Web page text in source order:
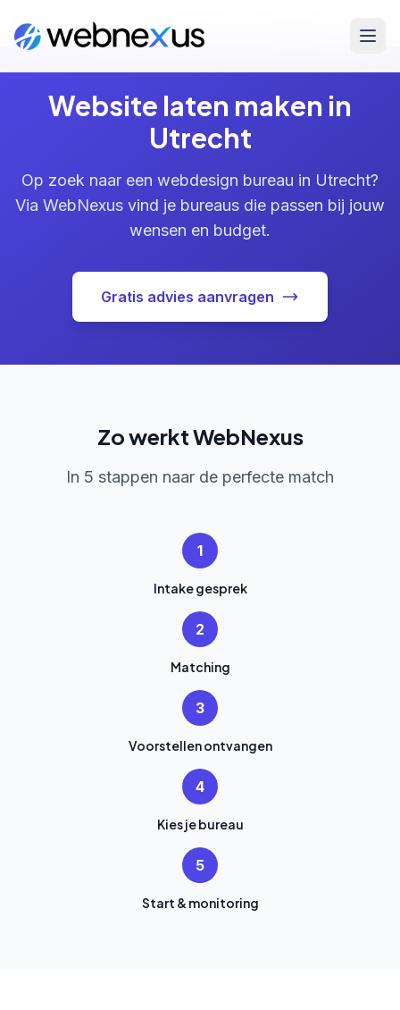
Home Diensten Webdesign
Website laten maken in
Utrecht
Op zoek naar een webdesign bureau in Utrecht?
Via WebNexus vind je bureaus die passen bij jouw
wensen en budget.
Gratis advies aanvragen
Zo werkt WebNexus
In 5 stappen naar de perfecte match
1
Intake gesprek
2
Matching
3
Voorstellen ontvangen
4
Kies je bureau
5
Start & monitoring